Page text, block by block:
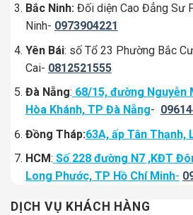
Bắc Ninh: Đối diện Cao Đẳng Sư
Ninh- 0973904221
Yên Bái: số Tổ 23 Phường Bắc
Cai- 0812521555
Đà Nẵng: 68/15, đường Nguyễn
Hòa Khánh, TP Đà Nẵng-
Đồng Tháp:63A, ấp Tân Thạnh,
HCM: Số 228 đường N7 ,KĐT
Long Phước, TP Hồ Chí Minh-
DỊCH VỤ KHÁCH HÀNG